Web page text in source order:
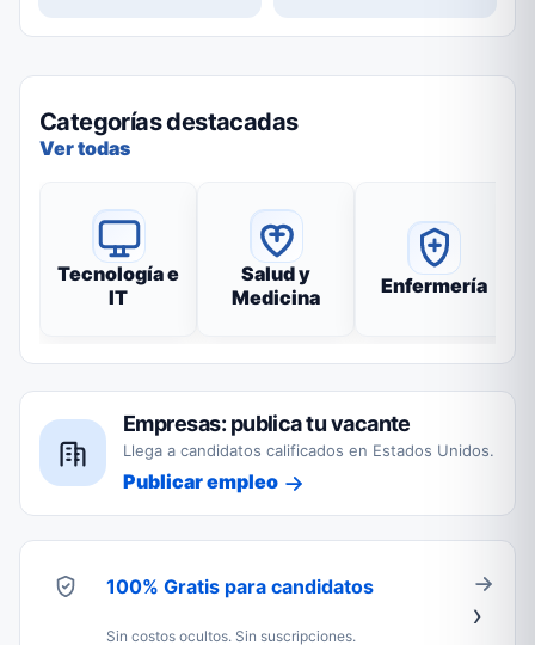
Categorías destacadas
Ver todas
Tecnología e
IT
Salud y
Medicina
Enfermería
Empresas: publica tu vacante
Llega a candidatos calificados en Estados Unidos.
Publicar empleo
100% Gratis para candidatos
Sin costos ocultos. Sin suscripciones.